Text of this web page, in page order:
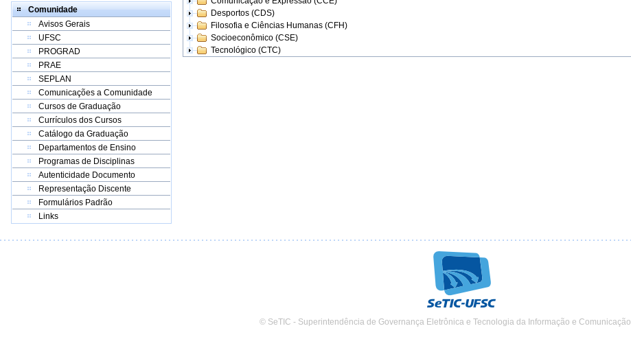
Comunidade
Avisos Gerais
UFSC
PROGRAD
PRAE
SEPLAN
Comunicações a Comunidade
Cursos de Graduação
Currículos dos Cursos
Catálogo da Graduação
Departamentos de Ensino
Programas de Disciplinas
Autenticidade Documento
Representação Discente
Formulários Padrão
Links
Desportos (CDS)
Filosofia e Ciências Humanas (CFH)
Socioeconômico (CSE)
Tecnológico (CTC)
© SeTIC - Superintendência de Governança Eletrônica e Tecnologia da Informação e Comunicação